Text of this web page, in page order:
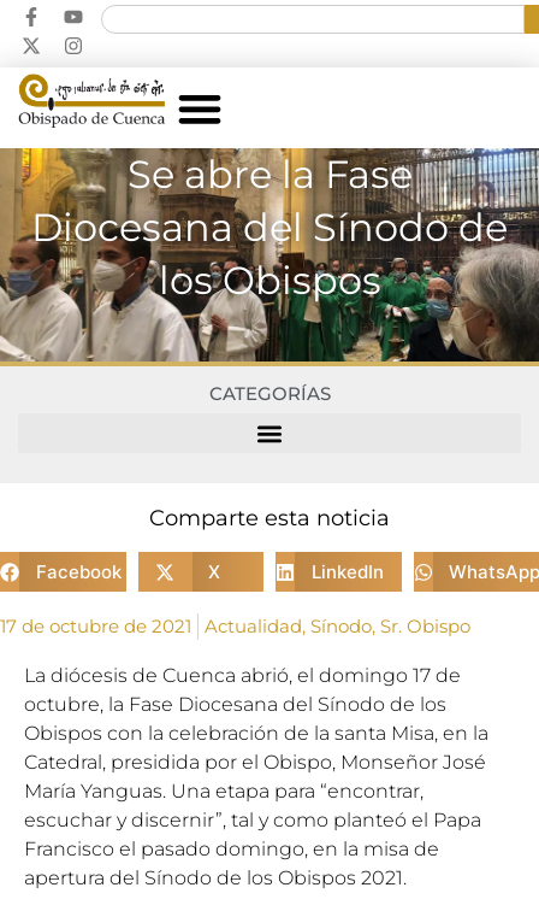
Se abre la Fase
Diocesana del Sínodo de
los Obispos
CATEGORÍAS
Comparte esta noticia
Facebook X LinkedIn WhatsApp
17 de octubre de 2021 Actualidad, Sínodo, Sr. Obispo
La diócesis de Cuenca abrió, el domingo 17 de
octubre, la Fase Diocesana del Sínodo de los
Obispos con la celebración de la santa Misa, en la
Catedral, presidida por el Obispo, Monseñor José
María Yanguas. Una etapa para “encontrar,
escuchar y discernir”, tal y como planteó el Papa
Francisco el pasado domingo, en la misa de
apertura del Sínodo de los Obispos 2021.